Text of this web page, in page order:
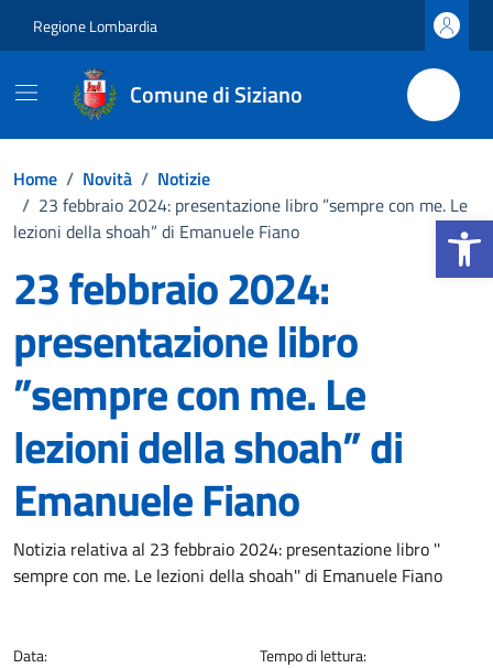
Regione Lombardia
Comune di Siziano
Home / Novità / Notizie
/ 23 febbraio 2024: presentazione libro ”sempre con me. Le
lezioni della shoah” di Emanuele Fiano
23 febbraio 2024:
presentazione libro
”sempre con me. Le
lezioni della shoah” di
Emanuele Fiano
Dettagli della notizia
Notizia relativa al 23 febbraio 2024: presentazione libro ''
sempre con me. Le lezioni della shoah'' di Emanuele Fiano
Data:
Tempo di lettura:
Apri la